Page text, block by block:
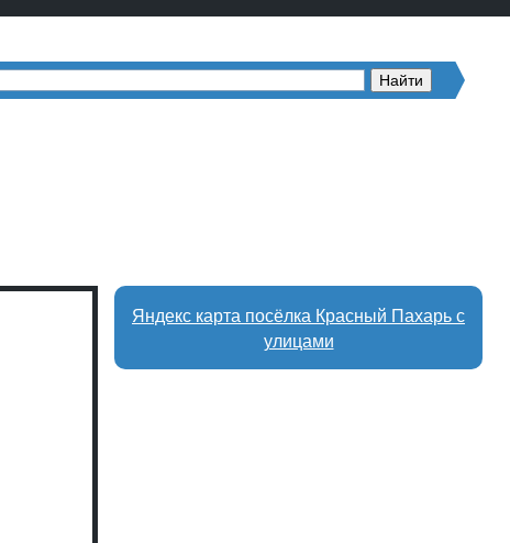
Яндекс карта посёлка Красный Пахарь с
улицами